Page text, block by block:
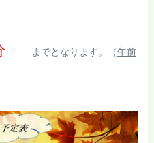
までとなります。（午前